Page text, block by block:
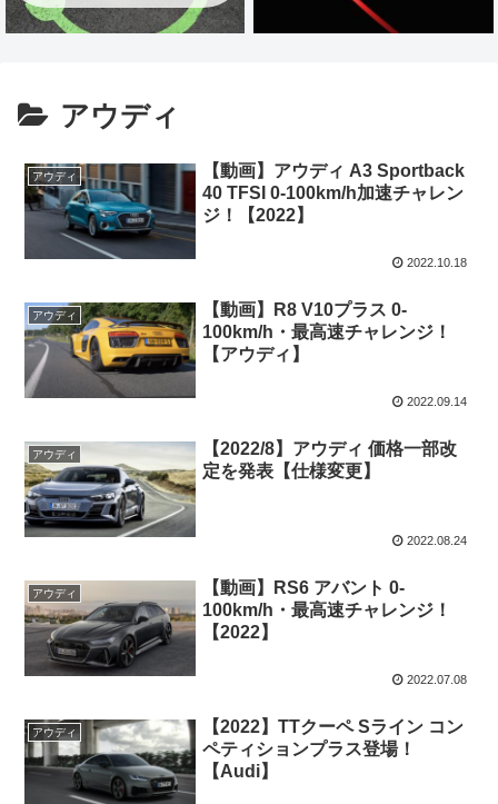
アウディ
アウディ
【動画】アウディ A3 Sportback
40 TFSI 0-100km/h加速チャレン
ジ！【2022】
2022.10.18
アウディ
【動画】R8 V10プラス 0-
100km/h・最高速チャレンジ！
【アウディ】
2022.09.14
アウディ
【2022/8】アウディ 価格一部改
定を発表【仕様変更】
2022.08.24
アウディ
【動画】RS6 アバント 0-
100km/h・最高速チャレンジ！
【2022】
2022.07.08
アウディ
【2022】TTクーペ Sライン コン
ペティションプラス登場！
【Audi】